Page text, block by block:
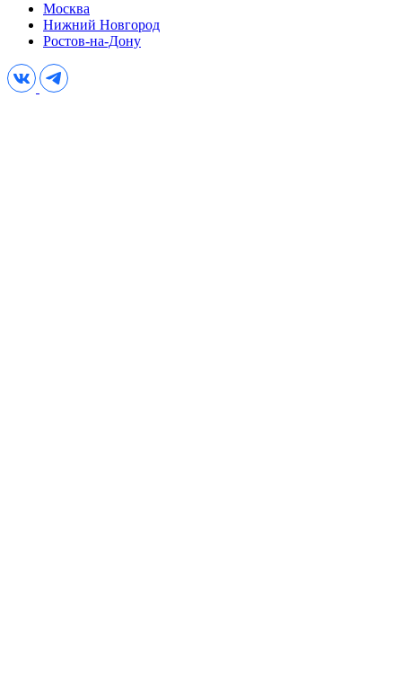
Москва
Нижний Новгород
Ростов-на-Дону